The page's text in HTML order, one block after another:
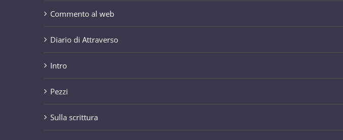
Commento al web
Diario di Attraverso
Intro
Pezzi
Sulla scrittura